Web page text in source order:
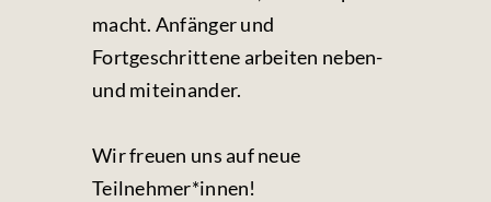
macht. Anfänger und
Fortgeschrittene arbeiten neben-
und miteinander.
Wir freuen uns auf neue
Teilnehmer*innen!